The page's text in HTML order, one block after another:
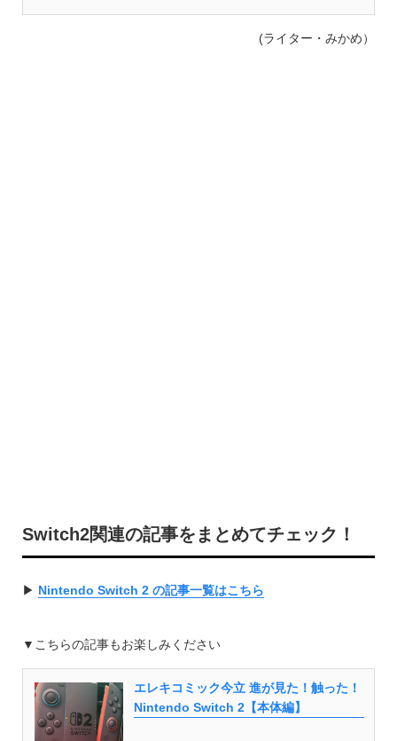
(ライター・みかめ）
Switch2関連の記事をまとめてチェック！
▶︎ Nintendo Switch 2 の記事一覧はこちら
▼こちらの記事もお楽しみください
エレキコミック今立 進が見た！触った！
Nintendo Switch 2【本体編】